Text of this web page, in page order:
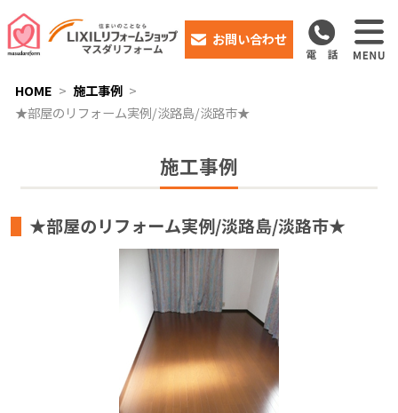
お問い合わせ
HOME
施工事例
★部屋のリフォーム実例/淡路島/淡路市★
施工事例
★部屋のリフォーム実例/淡路島/淡路市★